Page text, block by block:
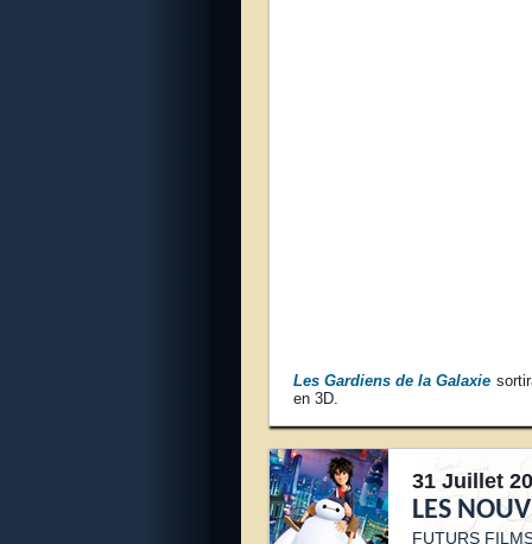
Les Gardiens de la Galaxie
en 3D.
31 Juillet
LES
FUTURS